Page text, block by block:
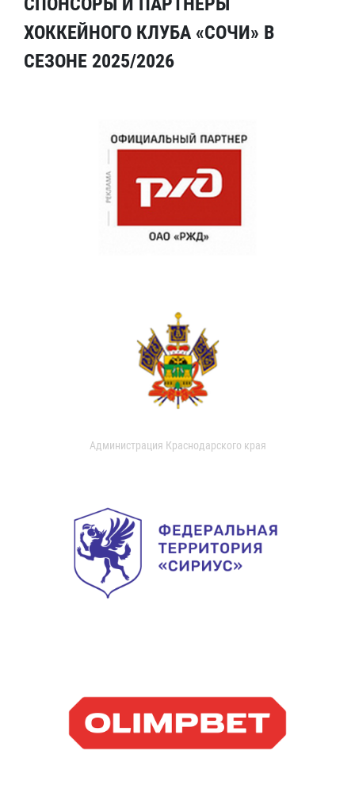
ХОККЕЙНОГО КЛУБА «СОЧИ» В
СЕЗОНЕ 2025/2026
Администрация Краснодарского края